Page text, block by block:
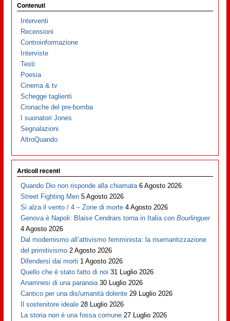
Contenuti
Interventi
Recensioni
Controinformazione
Interviste
Testi
Poesia
Cinema & tv
Schegge taglienti
Cronache del pre-bomba
I suonatori Jones
Segnalazioni
AltroQuando
Articoli recenti
Quando Dio non risponde alla chiamata 6 Agosto 2026
Street Fighting Men 5 Agosto 2026
Si alza il vento / 4 – Zone di morte 4 Agosto 2026
Genova è Napoli: Blaise Cendrars torna in Italia conBourlinguer
4 Agosto 2026
Dal modernismo all’attivismo femminista: la risemantizzazione
del primitivismo 2 Agosto 2026
Difendersi dai morti 1 Agosto 2026
Quello che è stato fatto di noi 31 Luglio 2026
Anamnesi di una paranoia 30 Luglio 2026
Cantico per una dis/umanità dolente 29 Luglio 2026
Il sostenitore ideale 28 Luglio 2026
La storia non è una fossa comune 27 Luglio 2026